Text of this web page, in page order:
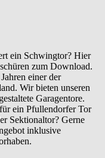
ein Schwingtor? Hier
zum Download.
einer der
Wir bieten unseren
Garagentore.
ein Pfullendorfer Tor
Sektionaltor? Gerne
inklusive